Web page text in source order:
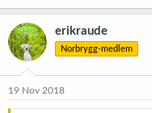
erikraude
Norbrygg-medlem
19 Nov 2018